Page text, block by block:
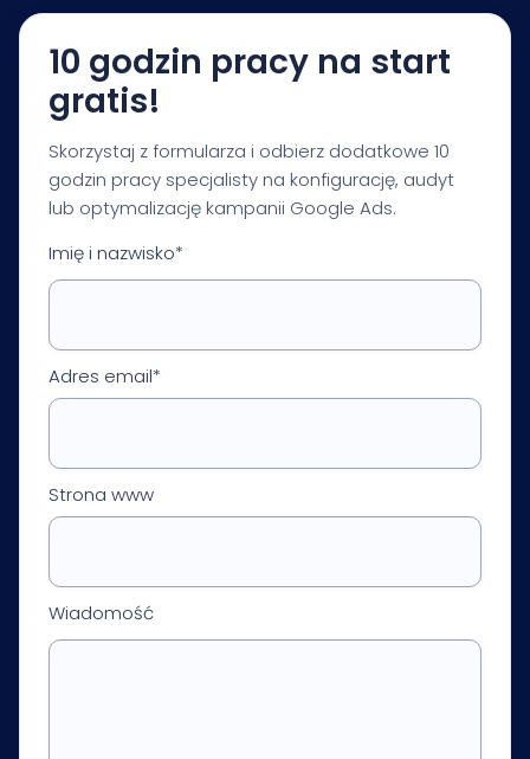
optymalizacji.
10 godzin pracy na start
gratis!
Skorzystaj z formularza i odbierz dodatkowe 10
godzin pracy specjalisty na konfigurację, audyt
lub optymalizację kampanii Google Ads.
Imię i nazwisko*
Adres email*
Strona www
Wiadomość